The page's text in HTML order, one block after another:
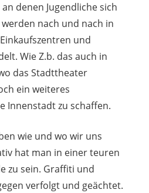
denen Jugendliche sich
nach und nach in
und
Wie Z.b. das auch in
das Stadttheater
ein weiteres
Innenstadt zu schaffen.
wie und wo wir uns
hat man in einer teuren
zu sein. Graffiti und
verfolgt und geächtet.